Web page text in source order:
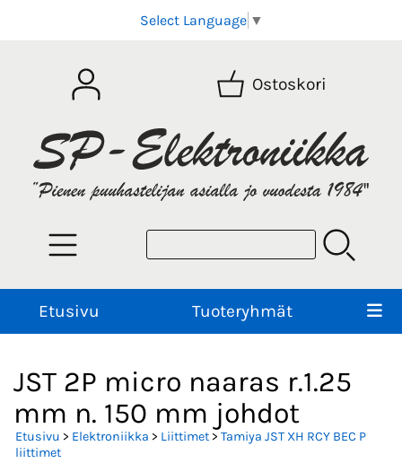
Select Language ▼
Ostoskori
Etusivu Tuoteryhmät
JST 2P micro naaras r.1.25
mm n. 150 mm johdot
Etusivu > Elektroniikka > Liittimet> Tamiya JST XH RCY BEC P
liittimet